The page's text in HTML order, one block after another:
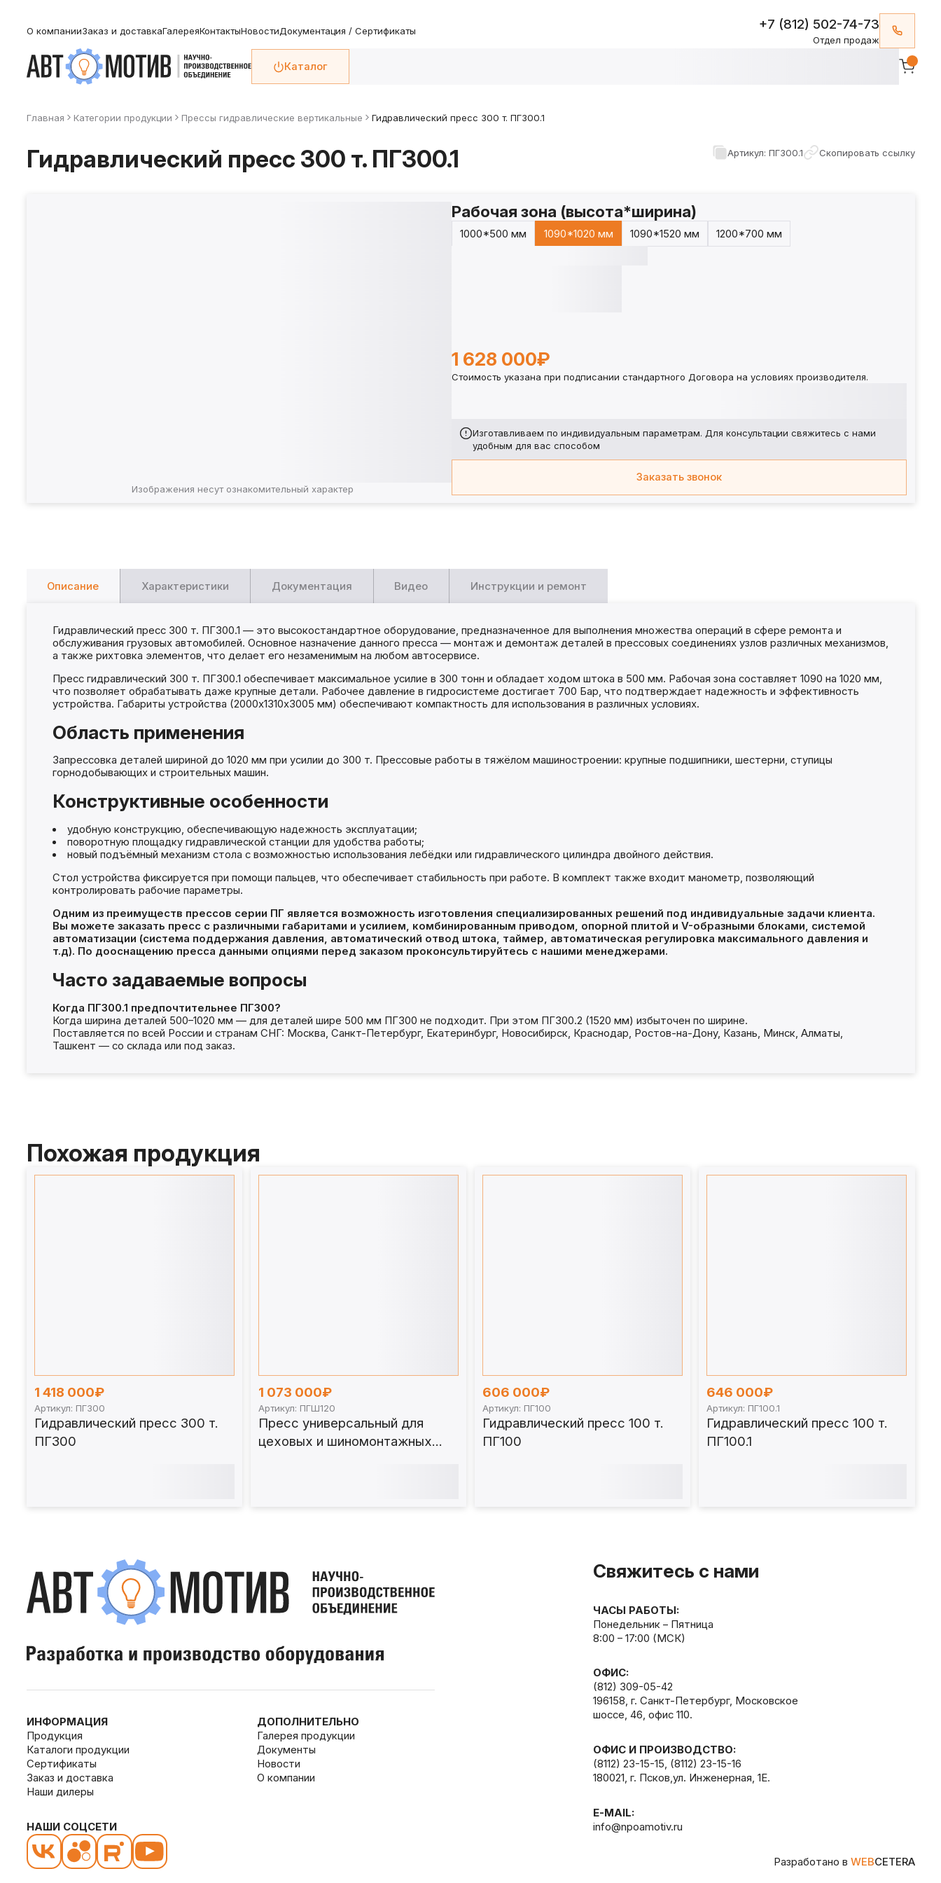
О компанииЗаказ и доставкаГалереяКонтактыНовостиДокументация / Сертификаты +7 (812) 502-74-73
Отдел продаж
Каталог
Главная Категории продукции Прессы гидравлические вертикальные Гидравлический пресс 300 т. ПГ300.1
Гидравлический пресс 300 т. ПГ300.1 Артикул: ПГ300.1 Скопировать ссылку
Изображения несут ознакомительный характер
Рабочая зона (высота*ширина)
1000*500 мм 1090*1020 мм 1090*1520 мм 1200*700 мм
1 628 000₽
Стоимость указана при подписании стандартного Договора на условиях производителя.
Изготавливаем по индивидуальным параметрам. Для консультации свяжитесь с нами
удобным для вас способом
Заказать звонок
Описание Характеристики Документация Видео Инструкции и ремонт
Гидравлический пресс 300 т. ПГ300.1 — это высокостандартное оборудование, предназначенное для выполнения множества операций в сфере ремонта и
обслуживания грузовых автомобилей. Основное назначение данного пресса — монтаж и демонтаж деталей в прессовых соединениях узлов различных механизмов,
а также рихтовка элементов, что делает его незаменимым на любом автосервисе.
Пресс гидравлический 300 т. ПГ300.1 обеспечивает максимальное усилие в 300 тонн и обладает ходом штока в 500 мм. Рабочая зона составляет 1090 на 1020 мм,
что позволяет обрабатывать даже крупные детали. Рабочее давление в гидросистеме достигает 700 Бар, что подтверждает надежность и эффективность
устройства. Габариты устройства (2000x1310x3005 мм) обеспечивают компактность для использования в различных условиях.
Область применения
Запрессовка деталей шириной до 1020 мм при усилии до 300 т. Прессовые работы в тяжёлом машиностроении: крупные подшипники, шестерни, ступицы
горнодобывающих и строительных машин.
Конструктивные особенности
удобную конструкцию, обеспечивающую надежность эксплуатации;
поворотную площадку гидравлической станции для удобства работы;
новый подъёмный механизм стола с возможностью использования лебёдки или гидравлического цилиндра двойного действия.
Стол устройства фиксируется при помощи пальцев, что обеспечивает стабильность при работе. В комплект также входит манометр, позволяющий
контролировать рабочие параметры.
Одним из преимуществ прессов серии ПГ является возможность изготовления специализированных решений под индивидуальные задачи клиента.
Вы можете заказать пресс с различными габаритами и усилием, комбинированным приводом, опорной плитой и V-образными блоками, системой
автоматизации (система поддержания давления, автоматический отвод штока, таймер, автоматическая регулировка максимального давления и
т.д). По дооснащению пресса данными опциями перед заказом проконсультируйтесь с нашими менеджерами.
Часто задаваемые вопросы
Когда ПГ300.1 предпочтительнее ПГ300?
Когда ширина деталей 500–1020 мм — для деталей шире 500 мм ПГ300 не подходит. При этом ПГ300.2 (1520 мм) избыточен по ширине.
Поставляется по всей России и странам СНГ: Москва, Санкт-Петербург, Екатеринбург, Новосибирск, Краснодар, Ростов-на-Дону, Казань, Минск, Алматы,
Ташкент — со склада или под заказ.
Похожая продукция
1 418 000₽
Артикул: ПГ300
Гидравлический пресс 300 т.
ПГ300
1 073 000₽
Артикул: ПГШ120
Пресс универсальный для
цеховых и шиномонтажных
606 000₽
Артикул: ПГ100
Гидравлический пресс 100 т.
ПГ100
646 000₽
Артикул: ПГ100.1
Гидравлический пресс 100 т.
ПГ100.1
ИНФОРМАЦИЯ
Продукция
Каталоги продукции
Сертификаты
Заказ и доставка
Наши дилеры
ДОПОЛНИТЕЛЬНО
Галерея продукции
Документы
Новости
О компании
НАШИ СОЦСЕТИ
Свяжитесь с нами
ЧАСЫ РАБОТЫ:
Понедельник – Пятница
8:00 – 17:00 (МСК)
ОФИС:
(812) 309-05-42
196158, г. Санкт-Петербург, Московское
шоссе, 46, офис 110.
ОФИС И ПРОИЗВОДСТВО:
(8112) 23-15-15, (8112) 23-15-16
180021, г. Псков,ул. Инженерная, 1Е.
E-MAIL:
info@npoamotiv.ru
Разработано в WEBCETERA